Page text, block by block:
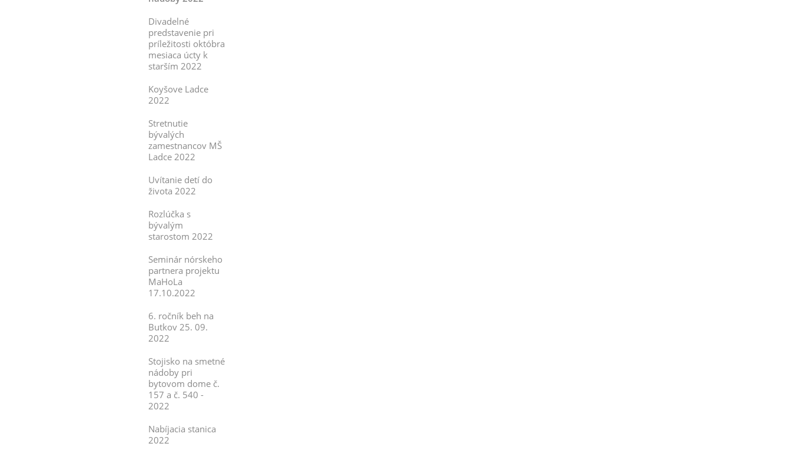
Divadelné
predstavenie pri
príležitosti októbra
mesiaca úcty k
starším 2022
Koyšove Ladce
2022
Stretnutie
bývalých
zamestnancov MŠ
Ladce 2022
Uvítanie detí do
života 2022
Rozlúčka s
bývalým
starostom 2022
Seminár nórskeho
partnera projektu
MaHoLa
17.10.2022
6. ročník beh na
Butkov 25. 09.
2022
Stojisko na smetné
nádoby pri
bytovom dome č.
157 a č. 540 -
2022
Nabíjacia stanica
2022